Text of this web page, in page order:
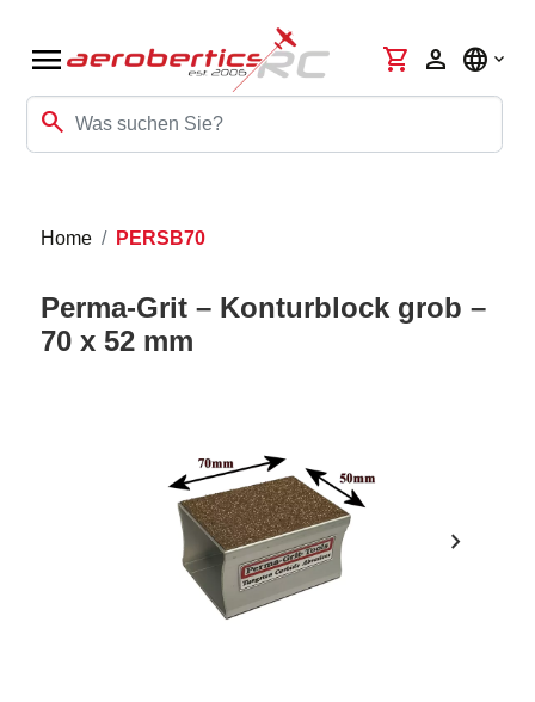
menu
search
shopping_cart person language
Home PERSB70
Perma-Grit – Konturblock grob –
70 x 52 mm
chevron_right